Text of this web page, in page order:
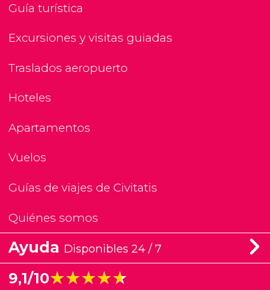
Guía turística
Excursiones y visitas guiadas
Traslados aeropuerto
Hoteles
Apartamentos
Vuelos
Guías de viajes de Civitatis
Quiénes somos
Ayuda Disponibles 24 / 7
9,1/10★★★★★
★★★★★